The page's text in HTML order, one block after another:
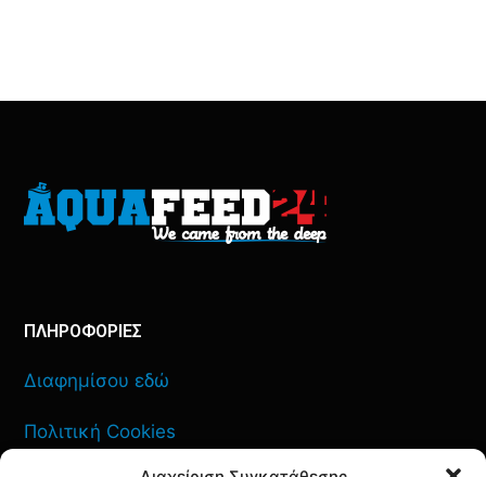
ΠΛΗΡΟΦΟΡΙΕΣ
Διαφημίσου εδώ
Πολιτική Cookies